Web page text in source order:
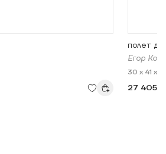
полет
Егор
30 x 41 x
27 405 ₽